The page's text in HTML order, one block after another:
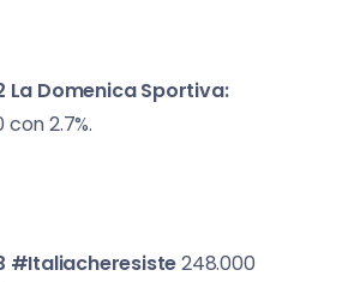
La Domenica Sportiva:
con 2.7%.
#Italiacheresiste248.000